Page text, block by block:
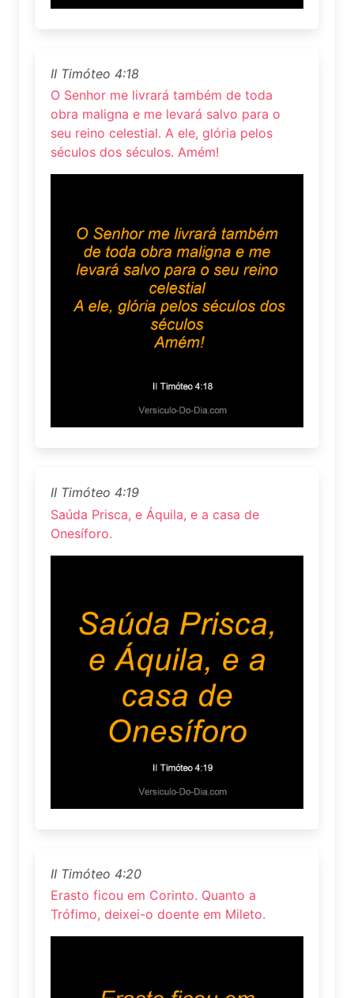
II Timóteo 4:18
O Senhor me livrará também de toda
obra maligna e me levará salvo para o
seu reino celestial. A ele, glória pelos
séculos dos séculos. Amém!
II Timóteo 4:19
Saúda Prisca, e Áquila, e a casa de
Onesíforo.
II Timóteo 4:20
Erasto ficou em Corinto. Quanto a
Trófimo, deixei-o doente em Mileto.